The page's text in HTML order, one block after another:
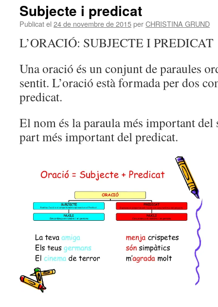
Subjecte i predicat
Publicat el 24 de novembre de 2015perCHRISTINA GRUND
L’ORACIÓ: SUBJECTE I PREDICAT
Una oració és un conjunt de paraules
sentit. L’oració està formada per dos
predicat.
El nom és la paraula més important del
part més important del predicat.